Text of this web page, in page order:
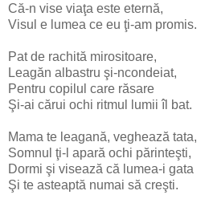
Că-n vise viaţa este eternă,
Visul e lumea ce eu ţi-am promis.
Pat de rachită mirositoare,
Leagăn albastru şi-ncondeiat,
Pentru copilul care răsare
Şi-ai cărui ochi ritmul lumii îl bat.
Mama te leagană, veghează tata,
Somnul ţi-l apară ochi părinteşti,
Dormi şi visează că lumea-i gata
Şi te asteaptă numai să creşti.